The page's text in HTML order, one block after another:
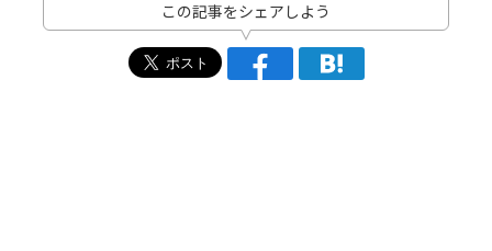
この記事をシェアしよう